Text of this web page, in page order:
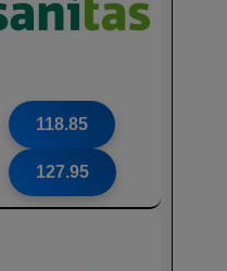
118.85
127.95